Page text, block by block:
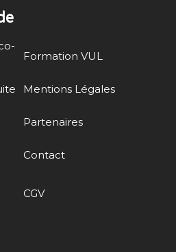
Formation VUL
Mentions Légales
Partenaires
Contact
CGV